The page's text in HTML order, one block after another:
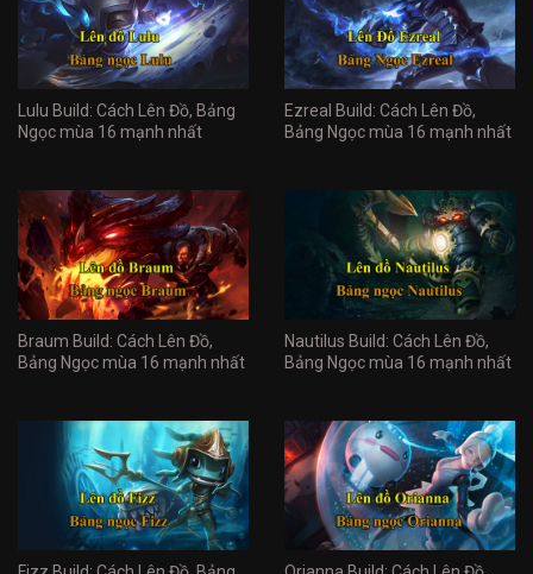
Lulu Build: Cách Lên Đồ, Bảng
Ngọc mùa 16 mạnh nhất
Ezreal Build: Cách Lên Đồ,
Bảng Ngọc mùa 16 mạnh nhất
Braum Build: Cách Lên Đồ,
Bảng Ngọc mùa 16 mạnh nhất
Nautilus Build: Cách Lên Đồ,
Bảng Ngọc mùa 16 mạnh nhất